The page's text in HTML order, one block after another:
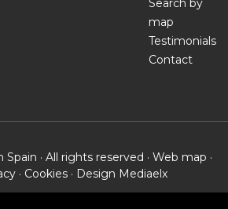
Search by
map
Testimonials
Contact
· All rights reserved · Web map ·
· Cookies · Design Mediaelx